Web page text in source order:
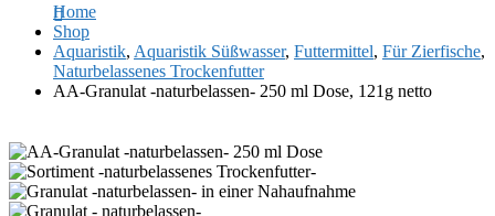
Home
Shop
Aquaristik, Aquaristik Süßwasser, Futtermittel, Für Zierfische,
Naturbelassenes Trockenfutter
AA-Granulat -naturbelassen- 250 ml Dose, 121g netto